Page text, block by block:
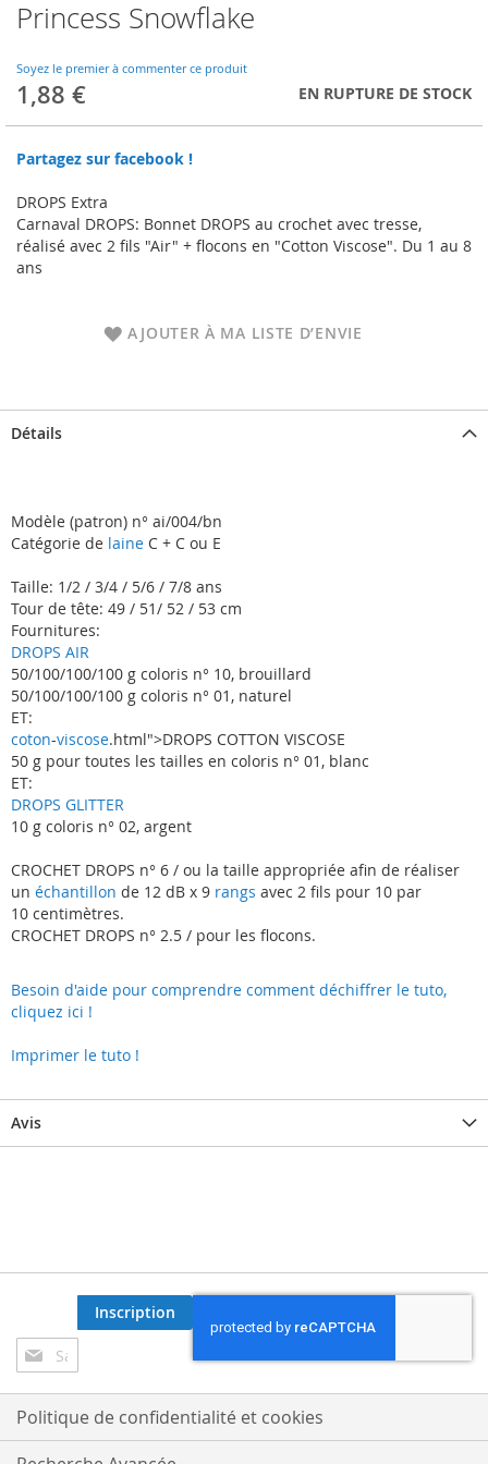
Princess Snowflake
Soyez le premier à commenter ce produit
1,88 € EN RUPTURE DE STOCK
Partagez sur facebook !
DROPS Extra
Carnaval DROPS: Bonnet DROPS au crochet avec tresse,
réalisé avec 2 fils "Air" + flocons en "Cotton Viscose". Du 1 au 8
ans
AJOUTER À MA LISTE D’ENVIE
Skip
to
beginning
of
the
gallery
Détails
Modèle (patron) n° ai/004/bn
Catégorie de laine C + C ou E
Taille: 1/2 / 3/4 / 5/6 / 7/8 ans
Tour de tête: 49 / 51/ 52 / 53 cm
Fournitures:
DROPS AIR
50/100/100/100 g coloris n° 10, brouillard
50/100/100/100 g coloris n° 01, naturel
ET:
coton-viscose.html">DROPS COTTON VISCOSE
50 g pour toutes les tailles en coloris n° 01, blanc
ET:
DROPS GLITTER
10 g coloris n° 02, argent
CROCHET DROPS n° 6 / ou la taille appropriée afin de réaliser
un échantillon de 12 dB x 9 rangs avec 2 fils pour 10 par
10 centimètres.
CROCHET DROPS n° 2.5 / pour les flocons.
Besoin d'aide pour comprendre comment déchiffrer le tuto,
cliquez ici !
Imprimer le tuto !
Avis
Inscription
à
notre
lettre
d’information
:
Inscription
Politique de confidentialité et cookies